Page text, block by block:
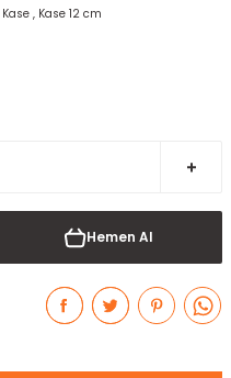
Kase , Kase 12 cm
Hemen Al